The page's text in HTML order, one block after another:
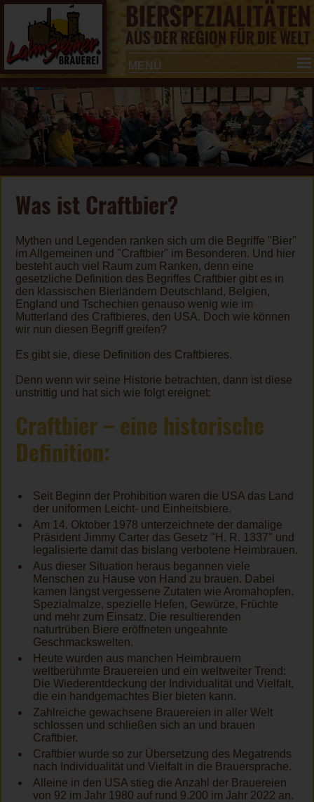
MENÜ
Was ist Craftbier?
Mythen und Legenden ranken sich um die Begriffe "Bier"
im Allgemeinen und "Craftbier" im Besonderen. Und hier
besteht auch viel Raum zum Ranken, denn eine
gesetzliche Definition des Begriffes Craftbier gibt es in
den klassischen Bierländern Deutschland, Belgien,
England und Tschechien genauso wenig wie im
Mutterland des Craftbieres, den USA. Doch wie können
wir nun diesen Begriff greifen?
Es gibt sie, diese Definition des Craftbieres.
Denn wenn wir seine Historie betrachten, dann ist diese
unstrittig und hat sich wie folgt ereignet:
Craftbier – eine historische
Definition:
Seit Beginn der Prohibition waren die USA das Land
der uniformen Leicht- und Einheitsbiere.
Am 14. Oktober 1978 unterzeichnete der damalige
Präsident Jimmy Carter das Gesetz "H. R. 1337" und
legalisierte damit das bislang verbotene Heimbrauen.
Aus dieser Situation heraus begannen viele
Menschen zu Hause von Hand zu brauen. Dabei
kamen längst vergessene Zutaten wie Aromahopfen,
Spezialmalze, spezielle Hefen, Gewürze, Früchte
und mehr zum Einsatz. Die resultierenden
naturtrüben Biere eröffneten ungeahnte
Geschmackswelten.
Heute wurden aus manchen Heimbrauern
weltberühmte Brauereien und ein weltweiter Trend:
Die Wiederentdeckung der Individualität und Vielfalt,
die ein handgemachtes Bier bieten kann.
Zahlreiche gewachsene Brauereien in aller Welt
schlossen und schließen sich an und brauen
Craftbier.
Craftbier wurde so zur Übersetzung des Megatrends
nach Individualität und Vielfalt in die Brauersprache.
Alleine in den USA stieg die Anzahl der Brauereien
von 92 im Jahr 1980 auf rund 9.200 im Jahr 2022 an.